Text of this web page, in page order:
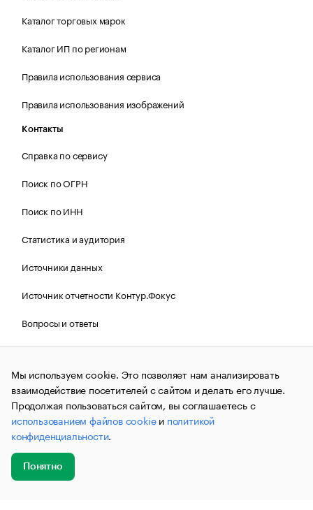
Каталог торговых марок
Каталог ИП по регионам
Правила использования сервиса
Правила использования изображений
Контакты
Справка по сервису
Поиск по ОГРН
Поиск по ИНН
Статистика и аудитория
Источники данных
Источник отчетности Контур.Фокус
Вопросы и ответы
Политика Cookies РБК
Контактная информация
Редакция
Рассылка РБК Новости
Информация об ограничениях
Мы используем cookie. Это позволяет нам анализировать
взаимодействие посетителей с сайтом и делать его лучше.
Продолжая пользоваться сайтом, вы соглашаетесь с
использованием файлов cookieи политикой
конфиденциальности.
Понятно